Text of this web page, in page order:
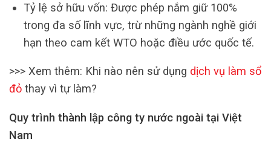
Tỷ lệ sở hữu vốn: Được phép nắm giữ 100%
trong đa số lĩnh vực, trừ những ngành nghề giới
hạn theo cam kết WTO hoặc điều ước quốc tế.
>>> Xem thêm: Khi nào nên sử dụng dịch vụ làm sổ
đỏ thay vì tự làm?
Quy trình thành lập công ty nước ngoài tại Việt
Nam